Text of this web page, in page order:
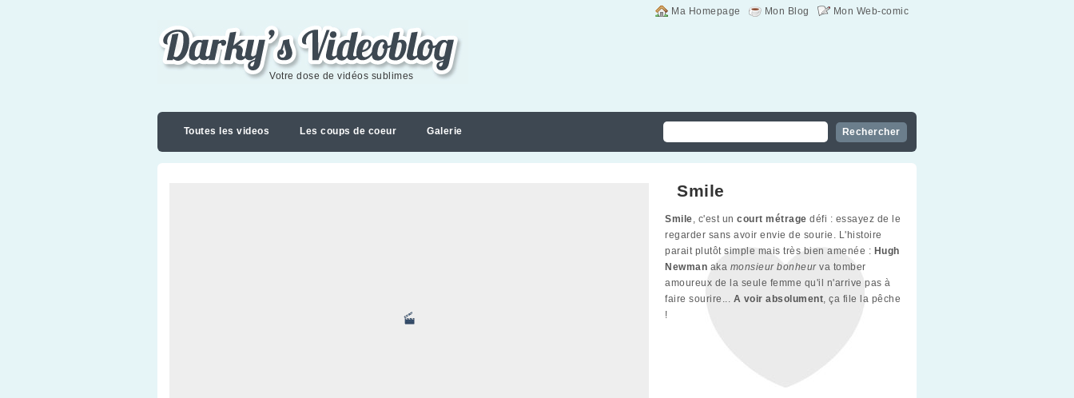
Mon Web-comic
Mon Blog
Ma Homepage
Darky's videoblog
Votre dose de vidéos sublimes
Toutes les videos Les coups de coeur Galerie
Smile
Smile, c'est un court métrage défi : essayez de le
regarder sans avoir envie de sourie. L'histoire
parait plutôt simple mais très bien amenée : Hugh
Newman aka monsieur bonheurva tomber
amoureux de la seule femme qu'il n'arrive pas à
faire sourire... A voir absolument, ça file la pêche
!